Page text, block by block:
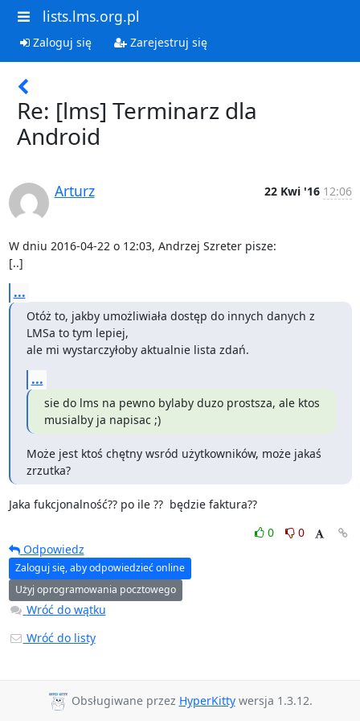
lists.lms.org.pl
Zaloguj się Zarejestruj się
Re: [lms] Terminarz dla
Android
Arturz 22 Kwi '16 12:06
W dniu 2016-04-22 o 12:03, Andrzej Szreter pisze:
[..]
...
Otóż to, jakby umożliwiała dostęp do innych danych z
LMSa to tym lepiej,
ale mi wystarczyłoby aktualnie lista zdań.
...
sie do lms na pewno bylaby duzo prostsza, ale ktos
musialby ja napisac ;)
Może jest ktoś chętny wsród użytkowników, może jakaś
zrzutka?
Jaka fukcjonalność?? po ile ??  będzie faktura??
0
0
Odpowiedz
Zaloguj się, aby odpowiedzieć online
Użyj oprogramowania pocztowego
Wróć do wątku
Wróć do listy
Obsługiwane przez HyperKittywersja 1.3.12.